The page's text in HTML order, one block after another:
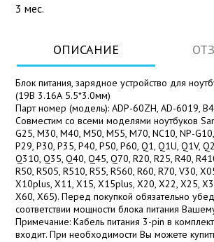
3 мес.
ОПИСАНИЕ
Блок питания, зарядное устройство для
(19В 3.16А 5.5*3.0мм)
Парт номер (модель): ADP-60ZH, AD-6019,
Совместим со всеми моделями ноутбуков
G25, M30, M40, M50, M55, M70, NC10, NP-
P29, P30, P35, P40, P50, P60, Q1, Q1U, Q1V,
Q310, Q35, Q40, Q45, Q70, R20, R25, R40,
R50, R505, R510, R55, R560, R60, R70, V30,
X10plus, X11, X15, X15plus, X20, X22, X25,
X60, X65). Перед покупкой обязательно
соответствии мощности блока питания
Примечание: Кабель питания 3-pin в
входит. При необходимости Вы можете